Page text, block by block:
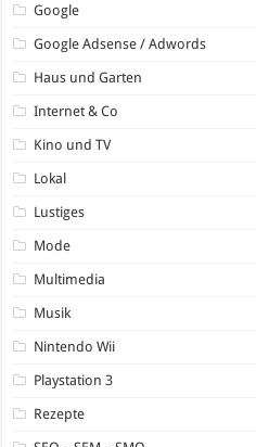
Google
Google Adsense / Adwords
Haus und Garten
Internet & Co
Kino und TV
Lokal
Lustiges
Mode
Multimedia
Musik
Nintendo Wii
Playstation 3
Rezepte